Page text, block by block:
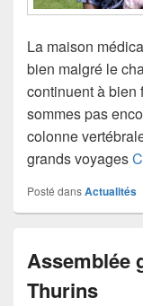
La maison
bien malgré le
continuent à bien
sommes pas
colonne
grands voyages
Posté dansActualités
Assemblée
Thurins